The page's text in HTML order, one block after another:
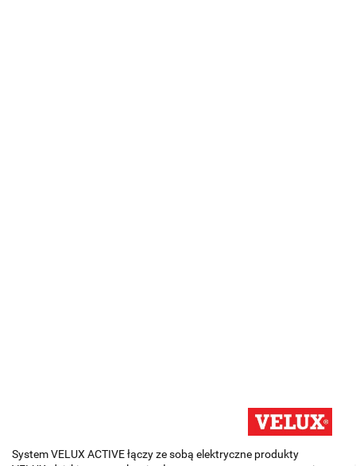
System VELUX ACTIVE łączy ze sobą elektryczne produkty